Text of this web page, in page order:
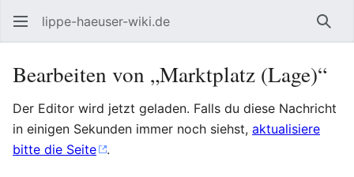
lippe-haeuser-wiki.de
Bearbeiten von „Marktplatz (Lage)“
Der Editor wird jetzt geladen. Falls du diese Nachricht
in einigen Sekunden immer noch siehst, aktualisiere
bitte die Seite
.